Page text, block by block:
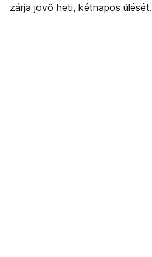
zárja jövő heti, kétnapos ülését.